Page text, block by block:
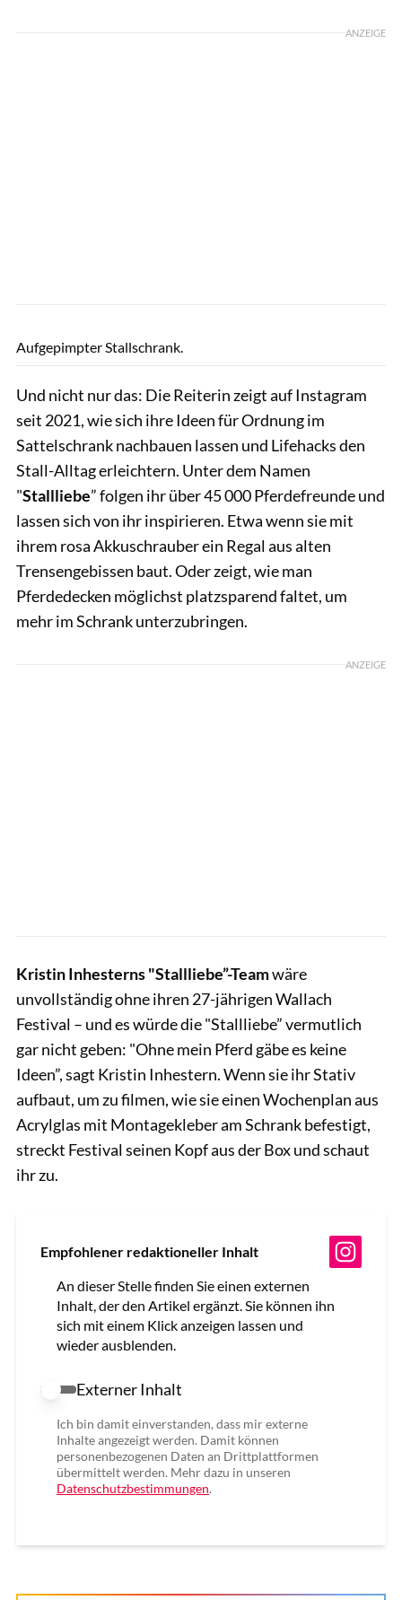
ANZEIGE
Aufgepimpter Stallschrank.
Und nicht nur das: Die Reiterin zeigt auf Instagram
seit 2021, wie sich ihre Ideen für Ordnung im
Sattelschrank nachbauen lassen und Lifehacks den
Stall-Alltag erleichtern. Unter dem Namen
"Stallliebe” folgen ihr über 45 000 Pferdefreunde und
lassen sich von ihr inspirieren. Etwa wenn sie mit
ihrem rosa Akkuschrauber ein Regal aus alten
Trensengebissen baut. Oder zeigt, wie man
Pferdedecken möglichst platzsparend faltet, um
mehr im Schrank unterzubringen.
ANZEIGE
Kristin Inhesterns "Stallliebe”-Teamwäre
unvollständig ohne ihren 27-jährigen Wallach
Festival – und es würde die "Stallliebe” vermutlich
gar nicht geben: "Ohne mein Pferd gäbe es keine
Ideen”, sagt Kristin Inhestern. Wenn sie ihr Stativ
aufbaut, um zu filmen, wie sie einen Wochenplan aus
Acrylglas mit Montagekleber am Schrank befestigt,
streckt Festival seinen Kopf aus der Box und schaut
ihr zu.
Empfohlener redaktioneller Inhalt
An dieser Stelle finden Sie einen externen
Inhalt, der den Artikel ergänzt. Sie können ihn
sich mit einem Klick anzeigen lassen und
wieder ausblenden.
Externer Inhalt erlauben
Externer Inhalt
Ich bin damit einverstanden, dass mir externe
Inhalte angezeigt werden. Damit können
personenbezogenen Daten an Drittplattformen
übermittelt werden. Mehr dazu in unseren
Datenschutzbestimmungen.